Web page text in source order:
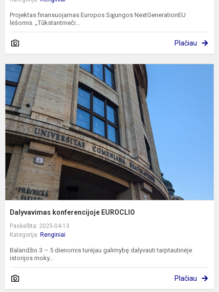
Projektas finansuojamas Europos Sąjungos NextGenerationEU
lėšomis. „Tūkstantmeči...
Plačiau
Dalyvavimas konferencijoje EUROCLIO
Paskelbta: 2025-04-13
Kategorija: Renginiai
Balandžio 3 – 5 dienomis turėjau galimybę dalyvauti tarptautinėje
istorijos moky...
Plačiau